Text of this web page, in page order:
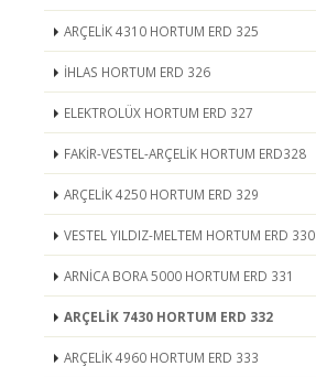
ARÇELİK 4310 HORTUM ERD 325
İHLAS HORTUM ERD 326
ELEKTROLÜX HORTUM ERD 327
FAKİR-VESTEL-ARÇELİK HORTUM ERD328
ARÇELİK 4250 HORTUM ERD 329
VESTEL YILDIZ-MELTEM HORTUM ERD 330
ARNİCA BORA 5000 HORTUM ERD 331
ARÇELİK 7430 HORTUM ERD 332
ARÇELİK 4960 HORTUM ERD 333